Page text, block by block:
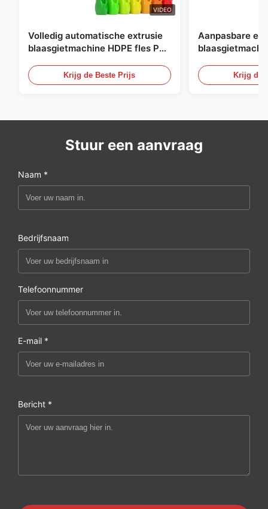
VIDEO
Volledig automatische extrusie
blaasgietmachine HDPE fles Pe
Krijg de Beste Prijs
Aanpasbare
Krijg de
Stuur een aanvraag
Naam *
Bedrijfsnaam
Telefoonnummer
E-mail *
Bericht *